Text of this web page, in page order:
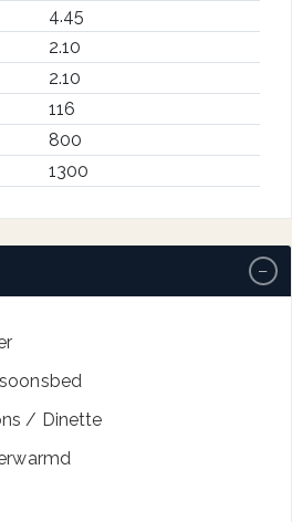
4.45
2.10
2.10
116
800
1300
−
/ Dinette